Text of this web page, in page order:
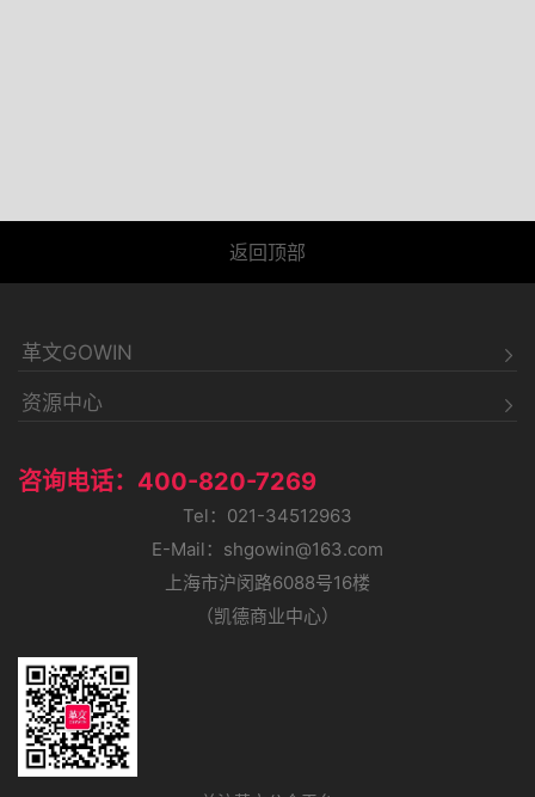
返回顶部
革文GOWIN
资源中心
咨询电话：400-820-7269
Tel：021-34512963
E-Mail：shgowin@163.com
上海市沪闵路6088号16楼
（凯德商业中心）